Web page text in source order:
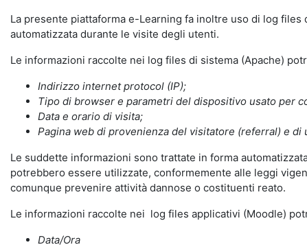
La presente piattaforma e-Learning fa inoltre uso di log
automatizzata durante le visite degli utenti.
Le informazioni raccolte nei log files di sistema (Apache)
Indirizzo internet protocol (IP);
Tipo di browser e parametri del dispositivo usato per
Data e orario di visita;
Pagina web di provenienza del visitatore (referral) e di
Le suddette informazioni sono trattate in forma
potrebbero essere utilizzate, conformemente alle leggi
comunque prevenire attività dannose o costituenti reato.
Le informazioni raccolte nei log files applicativi (Moodle)
Data/Ora